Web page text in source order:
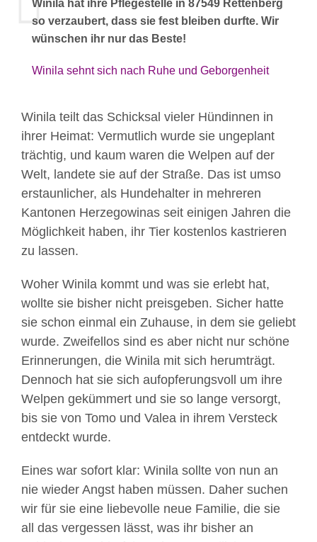
Winila hat ihre Pflegestelle in 87549 Rettenberg
so verzaubert, dass sie fest bleiben durfte. Wir
wünschen ihr nur das Beste!
Winila sehnt sich nach Ruhe und Geborgenheit
Winila teilt das Schicksal vieler Hündinnen in
ihrer Heimat: Vermutlich wurde sie ungeplant
trächtig, und kaum waren die Welpen auf der
Welt, landete sie auf der Straße. Das ist umso
erstaunlicher, als Hundehalter in mehreren
Kantonen Herzegowinas seit einigen Jahren die
Möglichkeit haben, ihr Tier kostenlos kastrieren
zu lassen.
Woher Winila kommt und was sie erlebt hat,
wollte sie bisher nicht preisgeben. Sicher hatte
sie schon einmal ein Zuhause, in dem sie geliebt
wurde. Zweifellos sind es aber nicht nur schöne
Erinnerungen, die Winila mit sich herumträgt.
Dennoch hat sie sich aufopferungsvoll um ihre
Welpen gekümmert und sie so lange versorgt,
bis sie von Tomo und Valea in ihrem Versteck
entdeckt wurde.
Eines war sofort klar: Winila sollte von nun an
nie wieder Angst haben müssen. Daher suchen
wir für sie eine liebevolle neue Familie, die sie
all das vergessen lässt, was ihr bisher an